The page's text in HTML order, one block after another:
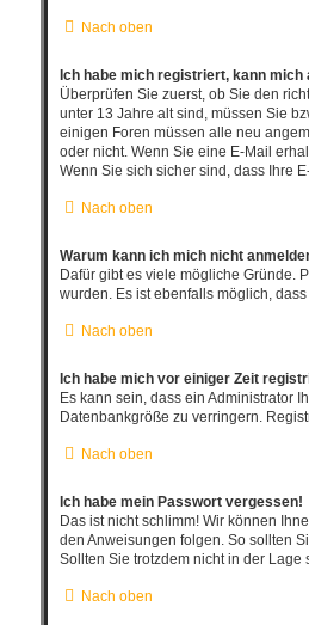
Nach oben
Ich habe mich registriert, kann mich
Überprüfen Sie zuerst, ob Sie den
unter 13 Jahre alt sind, müssen Sie
einigen Foren müssen alle neu
oder nicht. Wenn Sie eine E-Mail
Wenn Sie sich sicher sind, dass Ihre
Nach oben
Warum kann ich mich nicht
Dafür gibt es viele mögliche Gründe.
wurden. Es ist ebenfalls möglich,
Nach oben
Ich habe mich vor einiger Zeit
Es kann sein, dass ein Administrator
Datenbankgröße zu verringern.
Nach oben
Ich habe mein Passwort vergessen!
Das ist nicht schlimm! Wir können
den Anweisungen folgen. So sollten
Sollten Sie trotzdem nicht in der Lage
Nach oben